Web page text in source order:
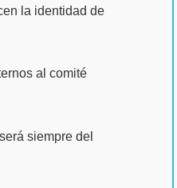
la identidad de
al comité
siempre del